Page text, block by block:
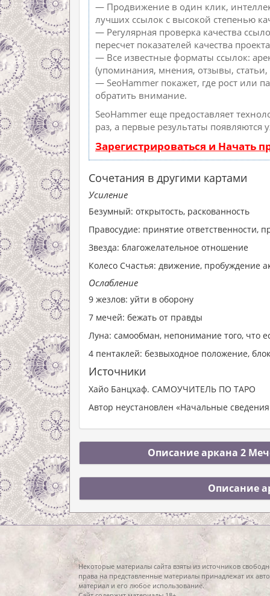
— Продвижение в один клик,
лучших ссылок с высокой степенью
— Регулярная проверка качества
пересчет показателей качества
— Все известные форматы ссылок:
(упоминания, мнения, отзывы, статьи,
— SeoHammer покажет, где рост или
обратить внимание.
SeoHammer еще предоставляет
раз, а первые результаты
Зарегистрироваться и Начать
Сочетания в другими картами
Усиление
Безумный: открытость, раскованность
Правосудие: принятие ответственности,
Звезда: благожелательное отношение
Колесо Счастья: движение, пробуждение
Ослабление
9 жезлов: уйти в оборону
7 мечей: бежать от правды
Луна: самообман, непонимание того, что
4 пентаклей: безвыходное положение,
Источники
Хайо Банцхаф. САМОУЧИТЕЛЬ ПО ТАРО
Автор неустановлен «Начальные
Описание аркана 2
Описание
Некоторые материалы сайта взяты из источников
права на представленные материалы принадлежат их
материал и его любое использование.